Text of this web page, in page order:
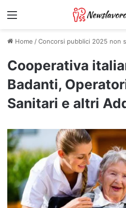
Menu
Home /Concorsi pubblici 2025 non
Cooperativa
Badanti,
Sanitari e altri